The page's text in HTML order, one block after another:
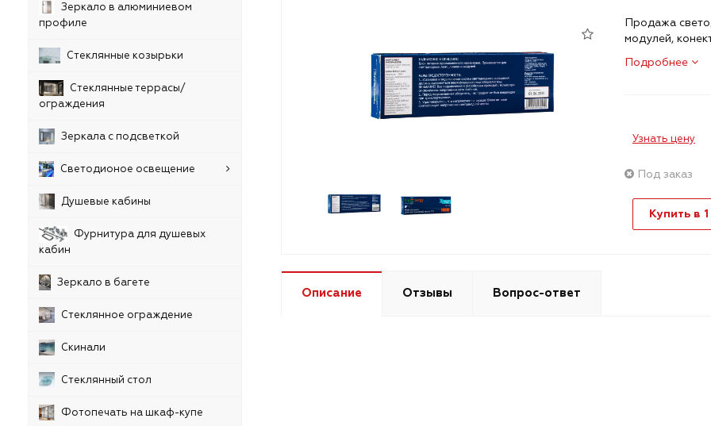
Зеркало в алюминиевом
профиле
Стеклянные козырьки
Стеклянные террасы/
ограждения
Зеркала с подсветкой
Светодионое освещение
Душевые кабины
Фурнитура для душевых
кабин
Зеркало в багете
Стеклянное ограждение
Скинали
Стеклянный стол
Фотопечать на шкаф-купе
Продажа
модулей,
Подробнее
Узнать цену
Под заказ
Купить в
Описание Отзывы Вопрос-ответ